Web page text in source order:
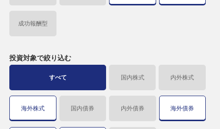
成功報酬型
投資対象で絞り込む
すべて 国内株式 内外株式
海外株式 国内債券 内外債券 海外債券